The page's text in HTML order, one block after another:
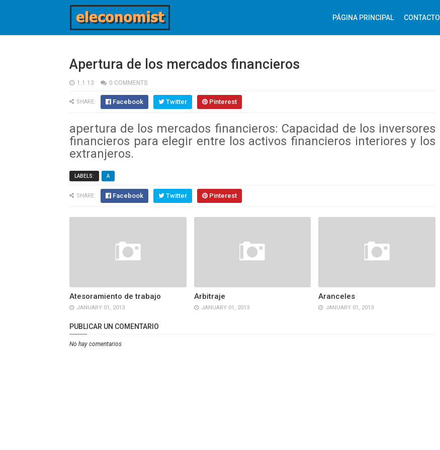
PÁGINA PRINCIPAL CONTACTO
Apertura de los mercados financieros
1.1.13 0 COMMENTS
SHARE: Facebook Twitter Pinterest
apertura de los mercados financieros: Capacidad de los inversores
financieros para elegir entre los activos financieros interiores y los
extranjeros.
LABELS: A
SHARE: Facebook Twitter Pinterest
Atesoramiento de trabajo
JANUARY 01, 2013
Arbitraje
JANUARY 01, 2013
Aranceles
JANUARY 01, 2013
PUBLICAR UN COMENTARIO
No hay comentarios